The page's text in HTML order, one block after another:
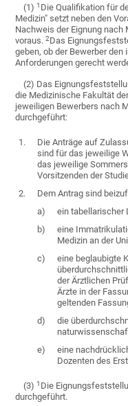
(1)1 Die Qualifikation für
Medizin" setzt neben den
Nachweis der Eignung nach
voraus.2Das
geben, ob der Bewerber
Anforderungen gerecht
(2) Das
die Medizinische Fakultät
jeweiligen Bewerbers nach
durchgeführt:
1.
Die Anträge auf
sind für das jeweilige
das jeweilige
Vorsitzenden der
2.
Dem Antrag sind
a)
ein tabellarischer
b)
eine
Medizin an der
c)
eine beglaubigte
der Ärztlichen
Ärzte in der
geltenden
d)
die
e)
eine
Dozenten des
(3)1 Die
durchgeführt.